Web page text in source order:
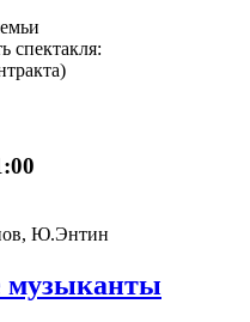
спектакля:
Ю.Энтин
музыканты